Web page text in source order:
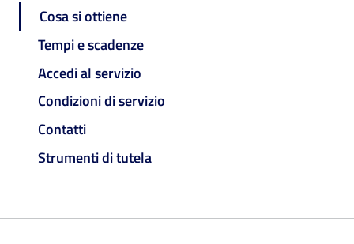
Cosa si ottiene
Tempi e scadenze
Accedi al servizio
Condizioni di servizio
Contatti
Strumenti di tutela